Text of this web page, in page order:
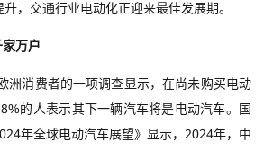
，交通行业电动化正迎来最佳发展期。
万户
洲消费者的一项调查显示，在尚未购买电动
的人表示其下一辆汽车将是电动汽车。国
年全球电动汽车展望》显示，2024年，中